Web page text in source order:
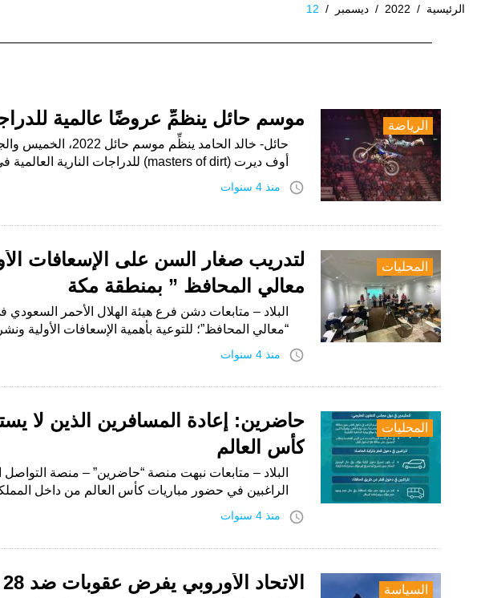
الرئيسية /
2022
/ ديسمبر /
12
ديسمبر،
2022
الرياضة موسم حائل ينظمِّ عروضًا عالمية
حائل- خالد الحامد ينظِّم
أوف ديرت (masters of dirt) للدراجات النارية العالمية في متنزه المغواة، وذلك للمرة…
access_time منذ 4 سنوات
المحليات
لتدريب صغار السن على الإسعافات
معالي المحافظ ” بمنطقة مكة
البلاد – متابعات دشن فرع هيئة الهلال الأحمر
“معالي المحافظ”؛ للتوعية بأهمية الإسعافات الأولية
access_time منذ 4 سنوات
المحليات
حاضرين: إعادة المسافرين الذين لا
كأس العالم
البلاد – متابعات نبهت منصة “حاضرين” – منصة
الراغبين في حضور مباريات كأس العالم من داخل
access_time منذ 4 سنوات
السياسة الاتحاد الأوروبي يفرض عقوبات ضد 28 فردا وكيانا في إيران